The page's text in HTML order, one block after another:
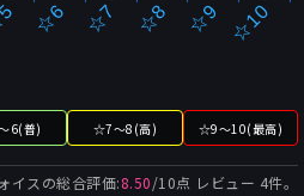
☆6 ☆7 ☆8 ☆9 ☆10
6(普) ☆7～8(高) ☆9～10(最高)
イス の総合評価:8.50/10点 レビュー 4件。